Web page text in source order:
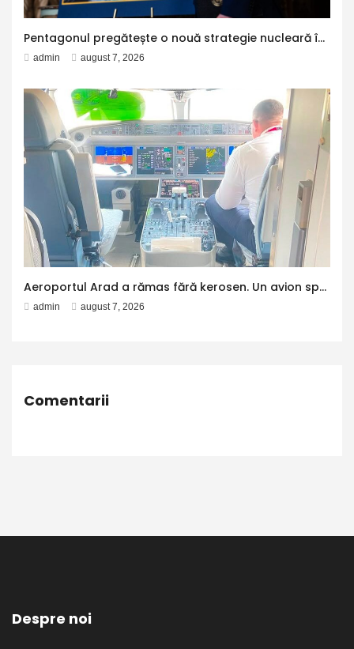
Pentagonul pregătește o nouă strategie nucleară în cazul unui conflict cu Rusia sau China. La ce opțiuni militare ar putea recurge Trump
admin august 7, 2026
Aeroportul Arad a rămas fără kerosen. Un avion spre Antalya a făcut escală la Otopeni pentru alimentare
admin august 7, 2026
Comentarii
Despre noi